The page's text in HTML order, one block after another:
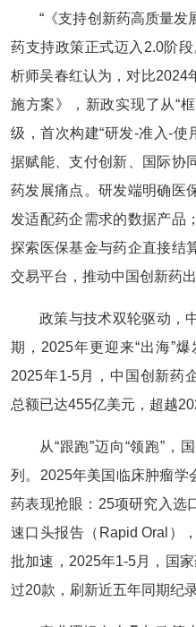
“《支持创新药高质量
药支持政策正式迈入2.0阶
析师吴春红认为，对比2024
施方案》，新政实现了从“
级，首次构建“研发-准入-使
据赋能、支付创新、国际协
药发展痛点。研发端明确医
发适配药企需求的数据产品
探索医保基金与药企直接结
交易平台，推动中国创新药出
政策与技术双轮驱动，
期，2025年更迎来“出海”
2025年1-5月，中国创新药
总额已达455亿美元，超越
从“跟跑”迈向“领跑”，
列。​​2025年美国临床肿瘤学
药表现抢眼：​25项研究入选
速口头报告（Rapid Oral）
批加速，2025年1-5月，国
过20款，刷新近五年同期纪录